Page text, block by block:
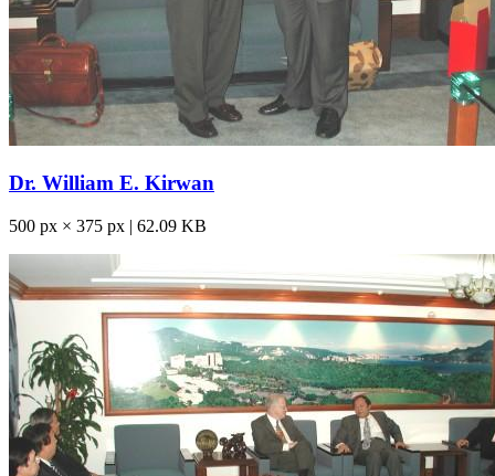
Dr. William E. Kirwan
500 px × 375 px | 62.09 KB